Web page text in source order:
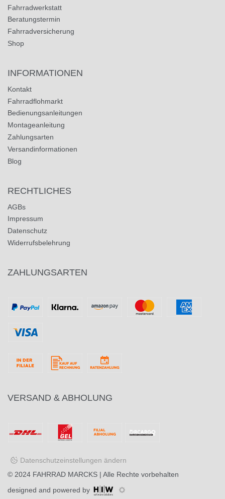
Fahrradwerkstatt
Beratungstermin
Fahrradversicherung
Shop
INFORMATIONEN
Kontakt
Fahrradflohmarkt
Bedienungsanleitungen
Montageanleitung
Zahlungsarten
Versandinformationen
Blog
RECHTLICHES
AGBs
Impressum
Datenschutz
Widerrufsbelehrung
ZAHLUNGSARTEN
VERSAND & ABHOLUNG
Datenschutzeinstellungen ändern
© 2024 FAHRRAD MARCKS | Alle Rechte vorbehalten
designed and powered by